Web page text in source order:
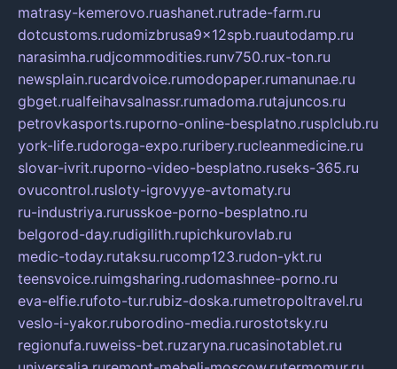
matrasy-kemerovo.ruashanet.rutrade-farm.ru
dotcustoms.rudomizbrusa9x12spb.ruautodamp.ru
narasimha.rudjcommodities.runv750.rux-ton.ru
newsplain.rucardvoice.rumodopaper.rumanunae.ru
gbget.rualfeihavsalnassr.rumadoma.rutajuncos.ru
petrovkasports.ruporno-online-besplatno.rusplclub.ru
york-life.rudoroga-expo.ruribery.rucleanmedicine.ru
slovar-ivrit.ruporno-video-besplatno.ruseks-365.ru
ovucontrol.rusloty-igrovyye-avtomaty.ru
ru-industriya.rurusskoe-porno-besplatno.ru
belgorod-day.rudigilith.rupichkurovlab.ru
medic-today.rutaksu.rucomp123.rudon-ykt.ru
teensvoice.ruimgsharing.rudomashnee-porno.ru
eva-elfie.rufoto-tur.rubiz-doska.rumetropoltravel.ru
veslo-i-yakor.ruborodino-media.rurostotsky.ru
regionufa.ruweiss-bet.ruzaryna.rucasinotablet.ru